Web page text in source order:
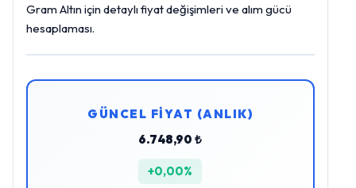
Gram Altın için detaylı fiyat değişimleri ve alım gücü
hesaplaması.
GÜNCEL FİYAT (ANLIK)
6.748,90 ₺
+0,00%